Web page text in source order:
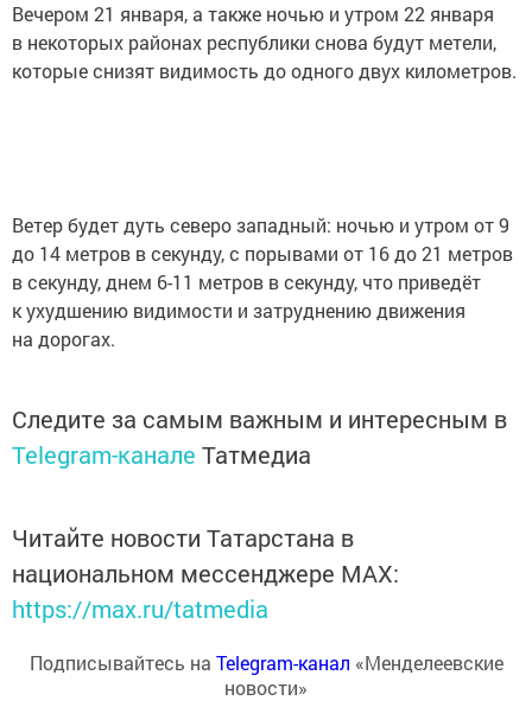
Вечером 21 января, а также ночью и утром 22 января
в некоторых районах республики снова будут метели,
которые снизят видимость до одного двух километров.
Ветер будет дуть северо западный: ночью и утром от 9
до 14 метров в секунду, с порывами от 16 до 21 метров
в секунду, днем 6-11 метров в секунду, что приведёт
к ухудшению видимости и затруднению движения
на дорогах.
Следите за самым важным и интересным в
Telegram-канале Татмедиа
Читайте новости Татарстана в
национальном мессенджере MАХ:
https://max.ru/tatmedia
Подписывайтесь на Telegram-канал «Менделеевские
новости»